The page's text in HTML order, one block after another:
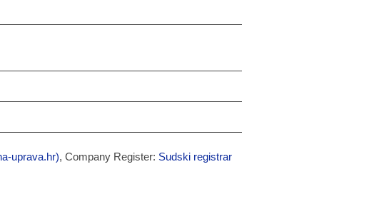
uprava.hr), Company Register: Sudski registrar